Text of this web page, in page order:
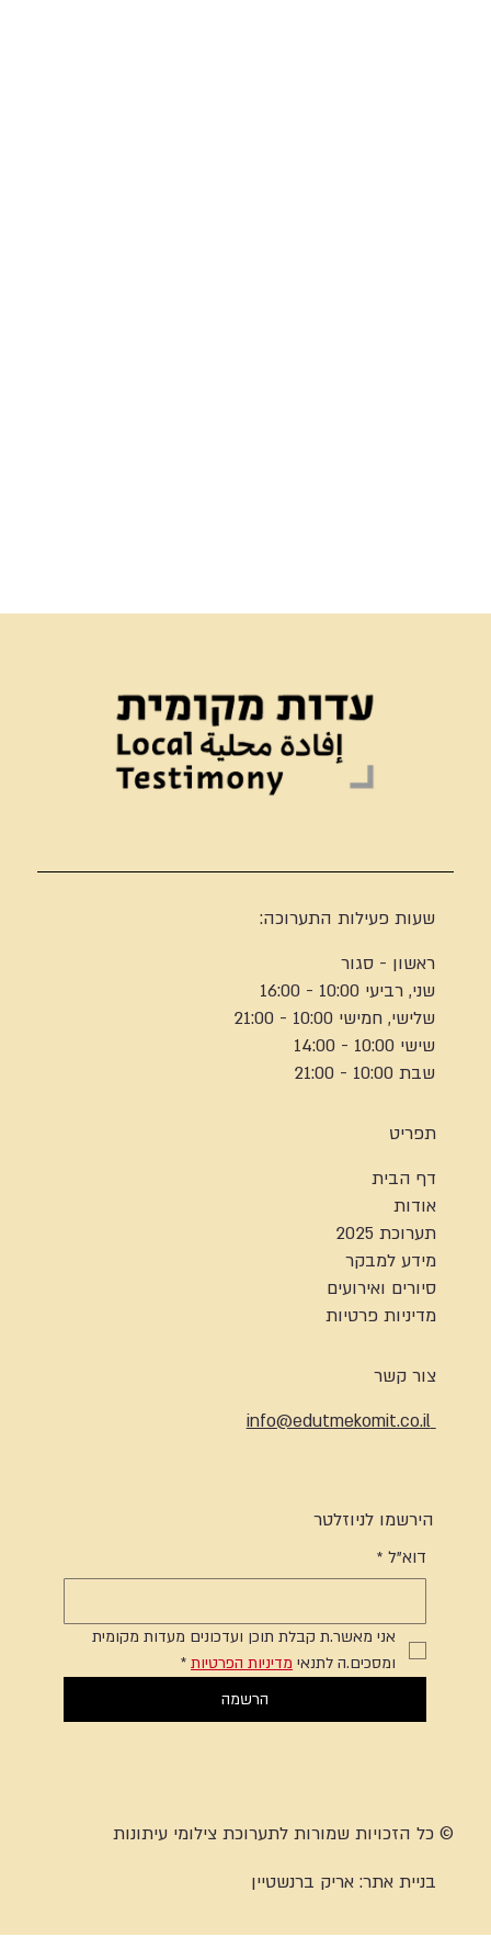
שעות פעילות התערוכה:
ראשון - סגור
שני, רביעי 10:00 - 16:00
שלישי, חמישי 10:00 - 21:00
שישי 10:00 - 14:00
שבת 10:00 - 21:00
תפריט
דף הבית
אודות
תערוכת 2025
מידע למבקר
סיורים ואירועים
מדיניות פרטיות
צור קשר
info@edutmekomit.co.il
הירשמו לניוזלטר
דוא"ל *
אני מאשר.ת קבלת תוכן ועדכונים מעדות מקומית
ומסכים.ה לתנאי מדיניות הפרטיות *
הרשמה
© כל הזכויות שמורות לתערוכת צילומי עיתונות
בניית אתר:אריק ברנשטיין